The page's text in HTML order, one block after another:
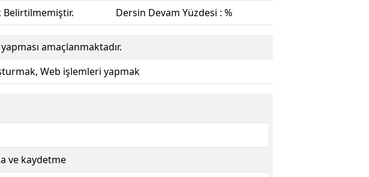
Belirtilmemiştir. Dersin Devam Yüzdesi : %
amaçlanmaktadır.
Web işlemleri yapmak
ve kaydetme